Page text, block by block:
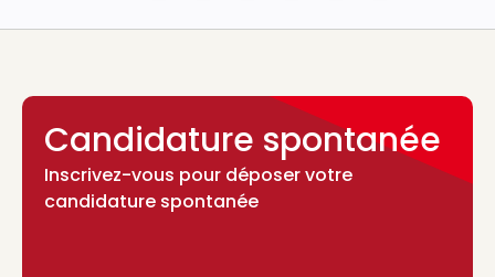
Candidature spontanée
Inscrivez-vous pour déposer votre
candidature spontanée